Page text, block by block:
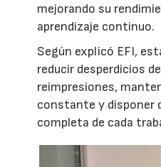
mejorando su
aprendizaje continuo.
Según explicó EFI,
reducir desperdicios
reimpresiones,
constante y disponer
completa de cada